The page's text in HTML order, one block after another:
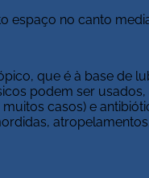
espaço no canto
que é à base de
podem ser
casos) e